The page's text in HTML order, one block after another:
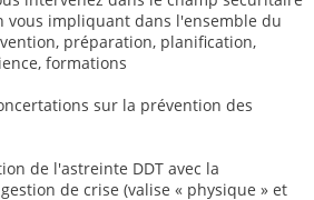
vous impliquant dans l'ensemble du
préparation, planification,
formations
sur la prévention des
de l'astreinte DDT avec la
de crise (valise « physique » et